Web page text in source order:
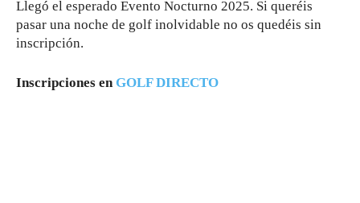
Llegó el esperado Evento Nocturno 2025. Si queréis
pasar una noche de golf inolvidable no os quedéis sin
inscripción.
Inscripciones en GOLF DIRECTO